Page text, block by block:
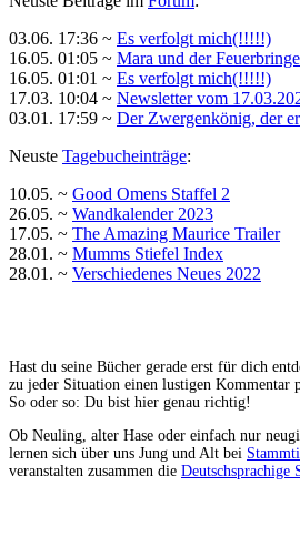
03.06. 17:36 ~ Es verfolgt mich(!!!!!)
16.05. 01:05 ~ Mara und der
16.05. 01:01 ~ Es verfolgt mich(!!!!!)
17.03. 10:04 ~ Newsletter vom
03.01. 17:59 ~ Der Zwergenkönig, der
Neuste Tagebucheinträge:
10.05. ~ Good Omens Staffel 2
26.05. ~ Wandkalender 2023
17.05. ~ The Amazing Maurice Trailer
28.01. ~ Mumms Stiefel Index
28.01. ~ Verschiedenes Neues 2022
Hast du seine Bücher gerade erst für dich
zu jeder Situation einen lustigen Kommentar
So oder so: Du bist hier genau richtig!
Ob Neuling, alter Hase oder einfach nur
lernen sich über uns Jung und Alt bei
veranstalten zusammen die Deutschsprachige